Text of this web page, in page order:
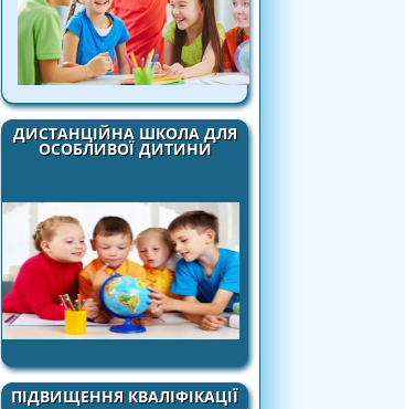
ДИСТАНЦІЙНА ШКОЛА ДЛЯ
ОСОБЛИВОЇ ДИТИНИ
ПІДВИЩЕННЯ КВАЛІФІКАЦІЇ
правило” механіки
механічної енергії